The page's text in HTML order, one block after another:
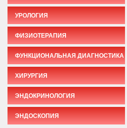
УРОЛОГИЯ
ФИЗИОТЕРАПИЯ
ФУНКЦИОНАЛЬНАЯ ДИАГНОСТИКА
ХИРУРГИЯ
ЭНДОКРИНОЛОГИЯ
ЭНДОСКОПИЯ